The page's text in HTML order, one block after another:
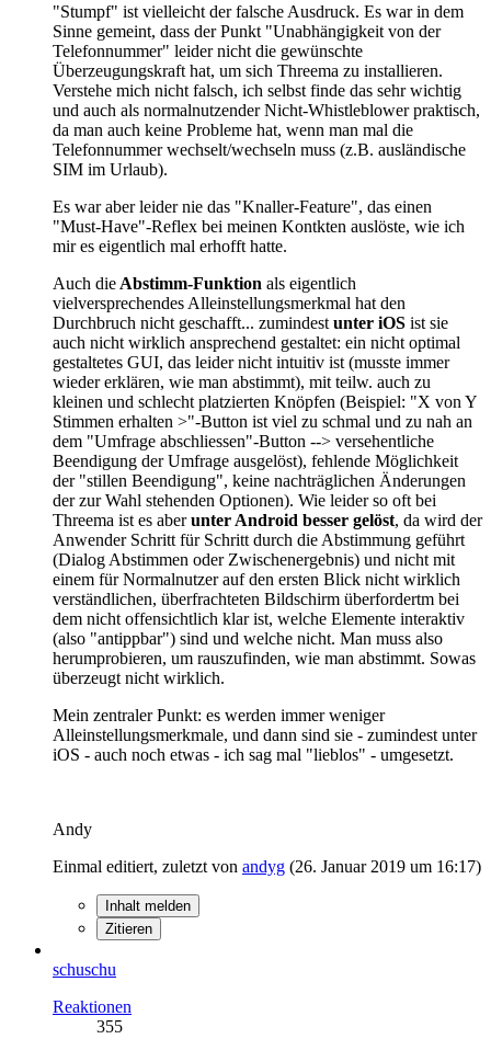
"Stumpf" ist vielleicht der falsche Ausdruck. Es war in dem
Sinne gemeint, dass der Punkt "Unabhängigkeit von der
Telefonnummer" leider nicht die gewünschte
Überzeugungskraft hat, um sich Threema zu installieren.
Verstehe mich nicht falsch, ich selbst finde das sehr wichtig
und auch als normalnutzender Nicht-Whistleblower praktisch,
da man auch keine Probleme hat, wenn man mal die
Telefonnummer wechselt/wechseln muss (z.B. ausländische
SIM im Urlaub).
Es war aber leider nie das "Knaller-Feature", das einen
"Must-Have"-Reflex bei meinen Kontkten auslöste, wie ich
mir es eigentlich mal erhofft hatte.
Auch die Abstimm-Funktion als eigentlich
vielversprechendes Alleinstellungsmerkmal hat den
Durchbruch nicht geschafft... zumindest unter iOS ist sie
auch nicht wirklich ansprechend gestaltet: ein nicht optimal
gestaltetes GUI, das leider nicht intuitiv ist (musste immer
wieder erklären, wie man abstimmt), mit teilw. auch zu
kleinen und schlecht platzierten Knöpfen (Beispiel: "X von Y
Stimmen erhalten >"-Button ist viel zu schmal und zu nah an
dem "Umfrage abschliessen"-Button --> versehentliche
Beendigung der Umfrage ausgelöst), fehlende Möglichkeit
der "stillen Beendigung", keine nachträglichen Änderungen
der zur Wahl stehenden Optionen). Wie leider so oft bei
Threema ist es aberunter Android besser gelöst, da wird der
Anwender Schritt für Schritt durch die Abstimmung geführt
(Dialog Abstimmen oder Zwischenergebnis) und nicht mit
einem für Normalnutzer auf den ersten Blick nicht wirklich
verständlichen, überfrachteten Bildschirm überfordertm bei
dem nicht offensichtlich klar ist, welche Elemente interaktiv
(also "antippbar") sind und welche nicht. Man muss also
herumprobieren, um rauszufinden, wie man abstimmt. Sowas
überzeugt nicht wirklich.
Mein zentraler Punkt: es werden immer weniger
Alleinstellungsmerkmale, und dann sind sie - zumindest unter
iOS - auch noch etwas - ich sag mal "lieblos" - umgesetzt.
Andy
Einmal editiert, zuletzt von andyg (26. Januar 2019 um 16:17)
Inhalt melden
Zitieren
schuschu
Reaktionen
355